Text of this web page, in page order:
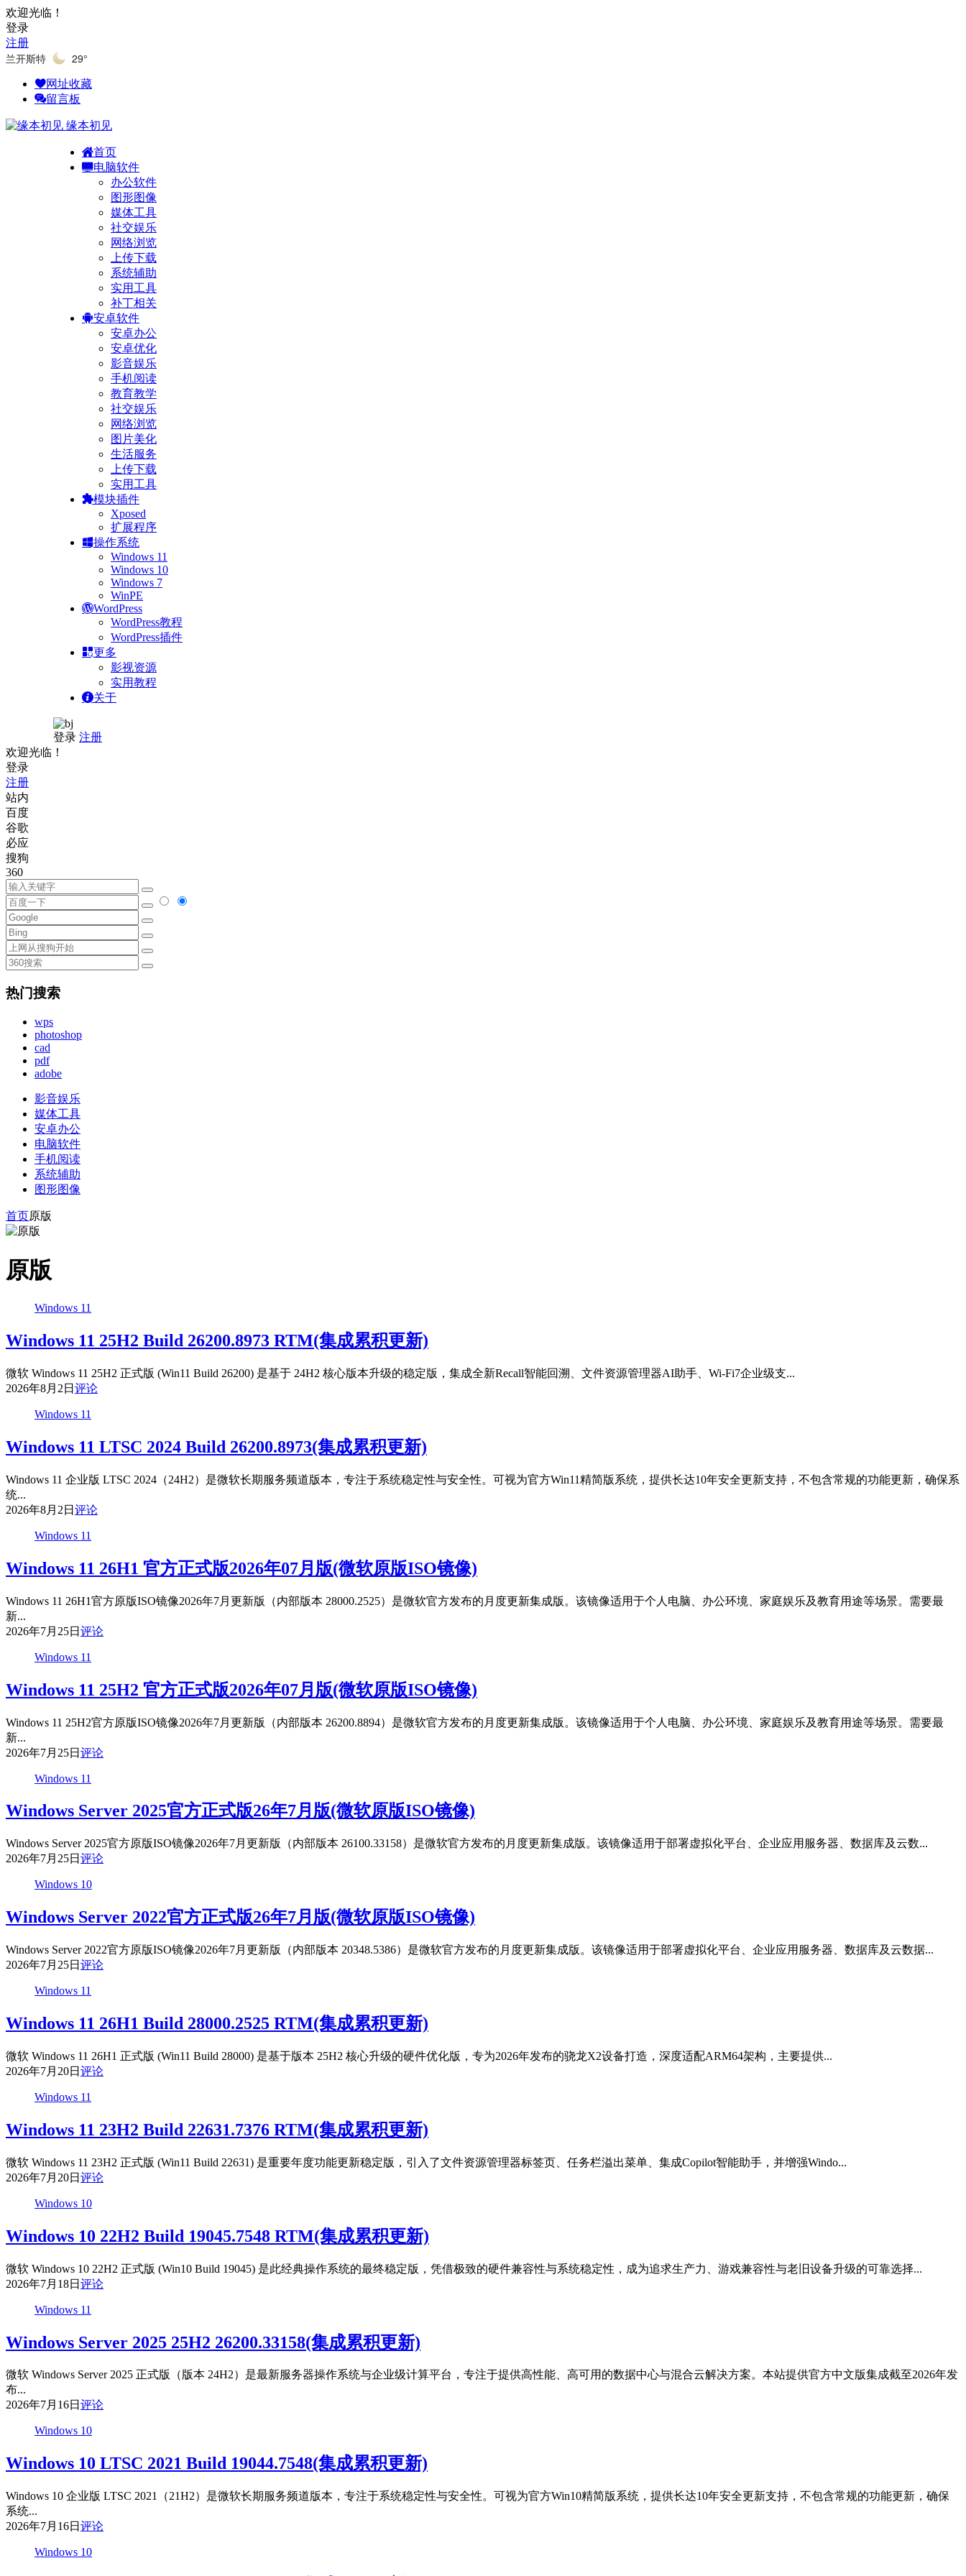
欢迎光临！
登录
注册
兰开斯特 29°
网址收藏
留言板
缘本初见
首页
电脑软件
办公软件
图形图像
媒体工具
社交娱乐
网络浏览
上传下载
系统辅助
实用工具
补丁相关
安卓软件
安卓办公
安卓优化
影音娱乐
手机阅读
教育教学
社交娱乐
网络浏览
图片美化
生活服务
上传下载
实用工具
模块插件
Xposed
扩展程序
操作系统
Windows 11
Windows 10
Windows 7
WinPE
WordPress
WordPress教程
WordPress插件
更多
影视资源
实用教程
关于
登录 注册
欢迎光临！
登录
注册
站内
百度
谷歌
必应
搜狗
360
热门搜索
wps
photoshop
cad
pdf
adobe
影音娱乐
媒体工具
安卓办公
电脑软件
手机阅读
系统辅助
图形图像
首页原版
原版
Windows 11
Windows 11 25H2 Build 26200.8973 RTM(集成累积更新)
微软 Windows 11 25H2 正式版 (Win11 Build 26200) 是基于 24H2 核心版本升级的稳定版，集成全新Recall智能回溯、文件资源管理器AI助手、Wi-Fi7企业级支...
2026年8月2日 评论
Windows 11
Windows 11 LTSC 2024 Build 26200.8973(集成累积更新)
Windows 11 企业版 LTSC 2024（24H2）是微软长期服务频道版本，专注于系统稳定性与安全性。可视为官方Win11精简版系统，提供长达10年安全更新支持，不包含常规的功能更新，确保系
统...
2026年8月2日 评论
Windows 11
Windows 11 26H1 官方正式版2026年07月版(微软原版ISO镜像)
Windows 11 26H1官方原版ISO镜像2026年7月更新版（内部版本 28000.2525）是微软官方发布的月度更新集成版。该镜像适用于个人电脑、办公环境、家庭娱乐及教育用途等场景。需要最
新...
2026年7月25日 评论
Windows 11
Windows 11 25H2 官方正式版2026年07月版(微软原版ISO镜像)
Windows 11 25H2官方原版ISO镜像2026年7月更新版（内部版本 26200.8894）是微软官方发布的月度更新集成版。该镜像适用于个人电脑、办公环境、家庭娱乐及教育用途等场景。需要最
新...
2026年7月25日 评论
Windows 11
Windows Server 2025官方正式版26年7月版(微软原版ISO镜像)
Windows Server 2025官方原版ISO镜像2026年7月更新版（内部版本 26100.33158）是微软官方发布的月度更新集成版。该镜像适用于部署虚拟化平台、企业应用服务器、数据库及云数...
2026年7月25日 评论
Windows 10
Windows Server 2022官方正式版26年7月版(微软原版ISO镜像)
Windows Server 2022官方原版ISO镜像2026年7月更新版（内部版本 20348.5386）是微软官方发布的月度更新集成版。该镜像适用于部署虚拟化平台、企业应用服务器、数据库及云数据...
2026年7月25日 评论
Windows 11
Windows 11 26H1 Build 28000.2525 RTM(集成累积更新)
微软 Windows 11 26H1 正式版 (Win11 Build 28000) 是基于版本 25H2 核心升级的硬件优化版，专为2026年发布的骁龙X2设备打造，深度适配ARM64架构，主要提供...
2026年7月20日 评论
Windows 11
Windows 11 23H2 Build 22631.7376 RTM(集成累积更新)
微软 Windows 11 23H2 正式版 (Win11 Build 22631) 是重要年度功能更新稳定版，引入了文件资源管理器标签页、任务栏溢出菜单、集成Copilot智能助手，并增强Windo...
2026年7月20日 评论
Windows 10
Windows 10 22H2 Build 19045.7548 RTM(集成累积更新)
微软 Windows 10 22H2 正式版 (Win10 Build 19045) 是此经典操作系统的最终稳定版，凭借极致的硬件兼容性与系统稳定性，成为追求生产力、游戏兼容性与老旧设备升级的可靠选择...
2026年7月18日 评论
Windows 11
Windows Server 2025 25H2 26200.33158(集成累积更新)
微软 Windows Server 2025 正式版（版本 24H2）是最新服务器操作系统与企业级计算平台，专注于提供高性能、高可用的数据中心与混合云解决方案。本站提供官方中文版集成截至2026年发
布...
2026年7月16日 评论
Windows 10
Windows 10 LTSC 2021 Build 19044.7548(集成累积更新)
Windows 10 企业版 LTSC 2021（21H2）是微软长期服务频道版本，专注于系统稳定性与安全性。可视为官方Win10精简版系统，提供长达10年安全更新支持，不包含常规的功能更新，确保
系统...
2026年7月16日 评论
Windows 10